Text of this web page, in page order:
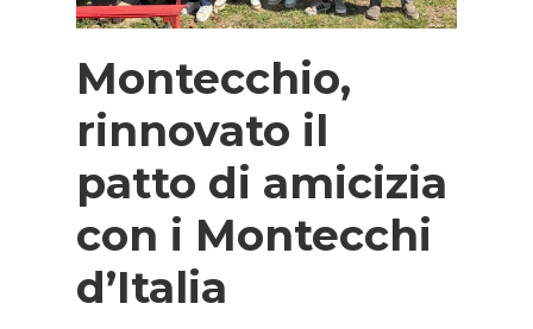
Montecchio,
rinnovato il
patto di amicizia
con i Montecchi
d’Italia